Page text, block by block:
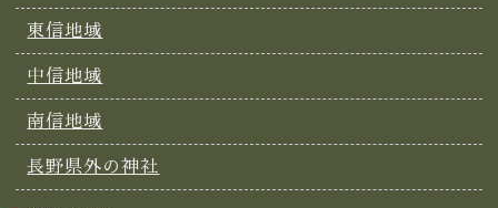
東信地域
中信地域
南信地域
長野県外の神社